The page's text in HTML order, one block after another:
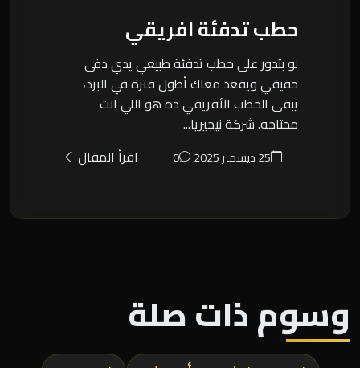
حطب تدفئة افريقي
لو بتدور على حطب تدفئة طبيعي يدي دفى
حقيقي ويقعد معاك أطول فترة في البرد،
يبقى الحطب الأفريقي ده هو اللي انت
محتاجه. شركة نيجيريا...
25 ديسمبر 2025 0 اقرأ المقال
وسوم ذات صلة